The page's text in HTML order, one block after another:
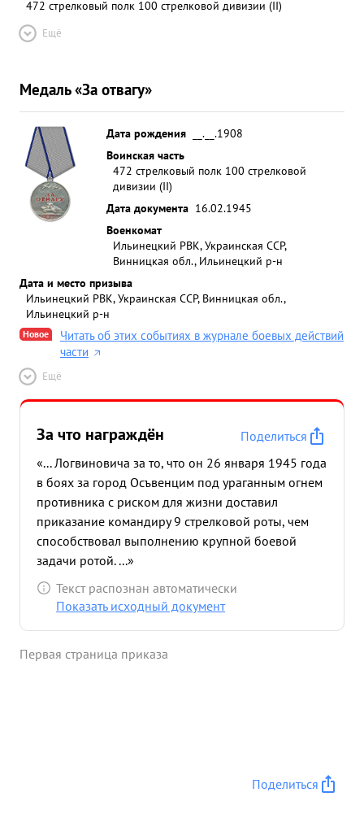
472 стрелковый полк 100 стрелковой дивизии (II)
Ещё
Медаль «За отвагу»
Дата рождения
__.__.1908
Воинская часть
472 стрелковый полк 100 стрелковой
дивизии (II)
Дата документа 16.02.1945
Военкомат
Ильинецкий РВК, Украинская ССР,
Винницкая обл., Ильинецкий р-н
Дата и место призыва
Ильинецкий РВК, Украинская ССР, Винницкая обл.,
Ильинецкий р-н
Новое
Читать об этих событиях в журнале боевых действий
части
Ещё
За что награждён
Поделиться
«... Логвиновича за то, что он 26 января 1945 года
в боях за город Осъвенцим под ураганным огнем
противника с риском для жизни доставил
приказание командиру 9 стрелковой роты, чем
способствовал выполнению крупной боевой
задачи ротой. ...»
Текст распознан автоматически
Показать исходный документ
Первая страница приказа
Поделиться